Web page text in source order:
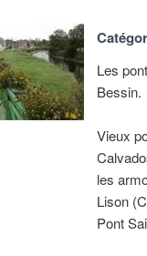
Les
Bessin.
Vieux
les
Lison
Pont